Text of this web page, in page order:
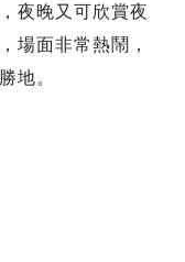
夜晚又可欣賞夜
場面非常熱鬧，
地。